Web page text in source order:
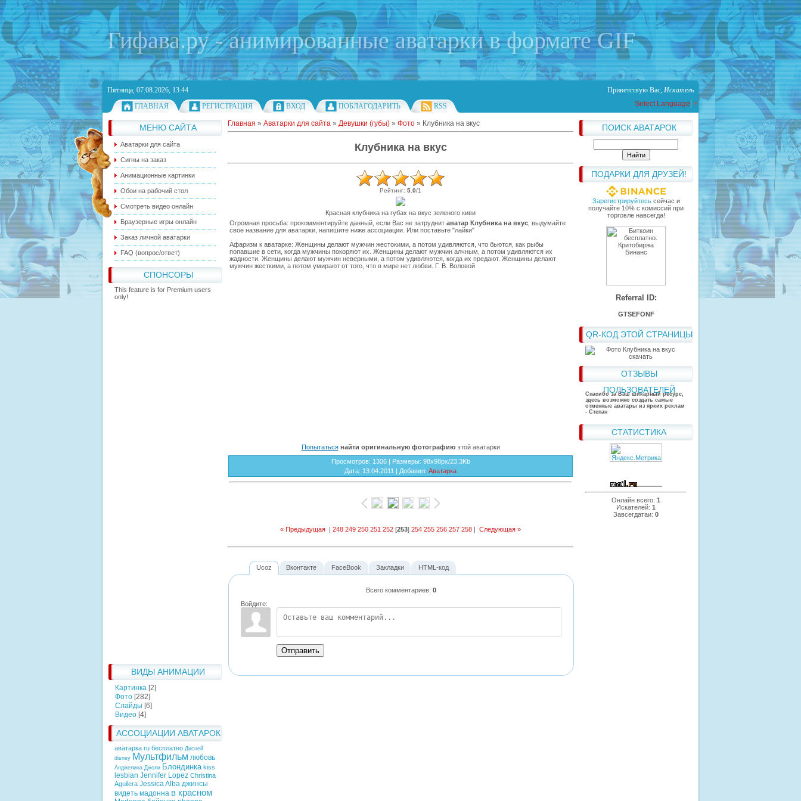
Гифава.ру - анимированные аватарки в формате GIF
Пятница, 07.08.2026, 13:44 Приветствую Вас, Искатель
ГЛАВНАЯ
РЕГИСТРАЦИЯ ВХОД ПОБЛАГОДАРИТЬ RSS Select Language ▼
МЕНЮ САЙТА
Аватарки для сайта
Сигны на заказ
Анимационные картинки
Обои на рабочий стол
Смотреть видео онлайн
Браузерные игры онлайн
Заказ личной аватарки
FAQ (вопрос/ответ)
СПОНСОРЫ
This feature is for Premium users
only!
ВИДЫ АНИМАЦИИ
Картинка [2]
Фото [282]
Слайды [6]
Видео [4]
АССОЦИАЦИИ АВАТАРОК
аватарка ru бесплатно Дисней
disney Мультфильм любовь
Анджелина Джоли Блондинка kiss
lesbian Jennifer Lopez Christina
Aguilera Jessica Alba джинсы
видеть мадонна в красном
ПОИСК АВАТАРОК
ПОДАРКИ ДЛЯ ДРУЗЕЙ!
Зарегистрируйтесьсейчас и
получайте 10% с комиссий при
торговле навсегда!
Referral ID:
GTSEFONF
QR-КОД ЭТОЙ СТРАНИЦЫ
ОТЗЫВЫ
ПОЛЬЗОВАТЕЛЕЙ
Спасибо за Ваш шикарный ресурс,
здесь возможно создать самые
отменные аватары из ярких реклам
- Степан
СТАТИСТИКА
Онлайн всего: 1
Искателей: 1
Завсегдатаи: 0
Главная » Аватарки для сайта » Девушки (губы) » Фото » Клубника на вкус
Клубника на вкус
Рейтинг: 5.0/1
Красная клубника на губах на вкус зеленого киви
Огромная просьба: прокомментируйте данный, если Вас не затруднит аватар Клубника на вкус , выдумайте
свое название для аватарки, напишите ниже ассоциации. Или поставьте "лайки"
Афаризм к аватарке: Женщины делают мужчин жестокими, а потом удивляются, что бьются, как рыбы
попавшие в сети, когда мужчины покоряют их. Женщины делают мужчин алчным, а потом удивляются их
жадности. Женщины делают мужчин неверными, а потом удивляются, когда их предают. Женщины делают
мужчин жесткими, а потом умирают от того, что в мире нет любви. Г. В. Воловой
Попытаться найти оригинальную фотографиюэтой аватарки
Просмотров: 1306 | Размеры: 98x98px/23.3Kb
Дата: 13.04.2011 | Добавил: Аватарка
« Предыдущая | 248 249 250 251 252 [253] 254 255 256 257 258 | Следующая »
Ucoz
Всего комментариев: 0
Войдите:
Отправить
Вконтакте FaceBook Закладки HTML-код